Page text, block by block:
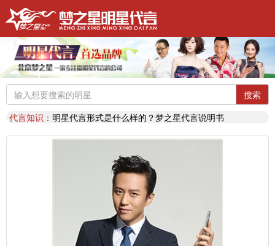
搜索
明星代言：找明星代言基本流程包括哪些?明星代言的工作流程
推荐阅读：2026年明星肖像代言费【8月实时更新】报价表
推荐阅读：2026年如何找明星代言,如何请明星代言,怎么选择明星代言,签约流程
明星代言：2026年诚招各地广告公司，策划公司合作代理明星资源
推荐阅读：找明星代言哪个渠道最好？费用多少？
代言知识：明星代言形式是什么样的？梦之星代言说明书
推荐阅读： 二线三线明星代言费的艺人有哪些？
找明星代言基本流程包括哪些?明星代言的工作流程
2026年明星肖像代言费【8月实时更新】报价表